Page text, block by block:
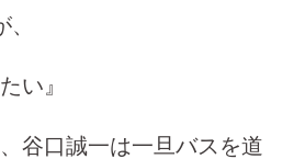
い』
谷口誠一は一旦バスを道